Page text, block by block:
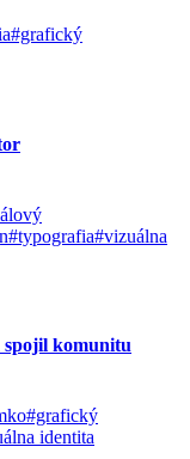
#grafický
#typografia#vizuálna
spojil komunitu
#grafický
identita